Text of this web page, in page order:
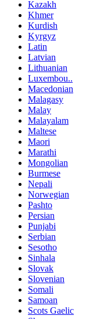
Kazakh
Khmer
Kurdish
Kyrgyz
Latin
Latvian
Lithuanian
Luxembou..
Macedonian
Malagasy
Malay
Malayalam
Maltese
Maori
Marathi
Mongolian
Burmese
Nepali
Norwegian
Pashto
Persian
Punjabi
Serbian
Sesotho
Sinhala
Slovak
Slovenian
Somali
Samoan
Scots Gaelic